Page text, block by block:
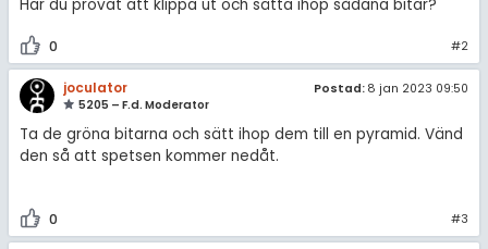
Har du provat att klippa ut och sätta ihop sådana bitar?
0 #2
joculator
5205 – F.d. Moderator
Postad: 8 jan 2023 09:50
Ta de gröna bitarna och sätt ihop dem till en pyramid. Vänd
den så att spetsen kommer nedåt.
0 #3
Cookie-inställningar